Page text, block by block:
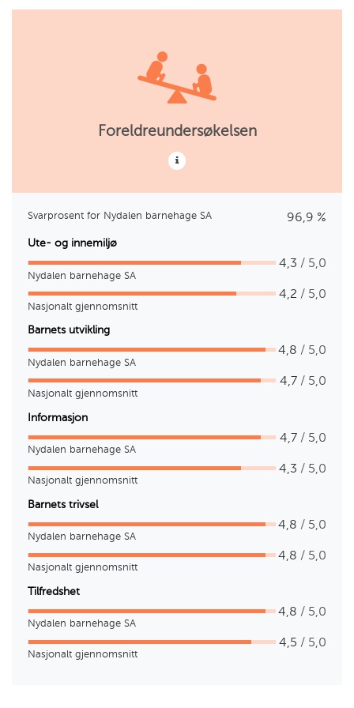
Foreldreundersøkelsen
Svarprosent for Nydalen barnehage SA 96,9 %
Ute- og innemiljø
4,3 / 5,0
Nydalen barnehage SA
4,2 / 5,0
Nasjonalt gjennomsnitt
Barnets utvikling
4,8 / 5,0
Nydalen barnehage SA
4,7 / 5,0
Nasjonalt gjennomsnitt
Informasjon
4,7 / 5,0
Nydalen barnehage SA
4,3 / 5,0
Nasjonalt gjennomsnitt
Barnets trivsel
4,8 / 5,0
Nydalen barnehage SA
4,8 / 5,0
Nasjonalt gjennomsnitt
Tilfredshet
4,8 / 5,0
Nydalen barnehage SA
4,5 / 5,0
Nasjonalt gjennomsnitt